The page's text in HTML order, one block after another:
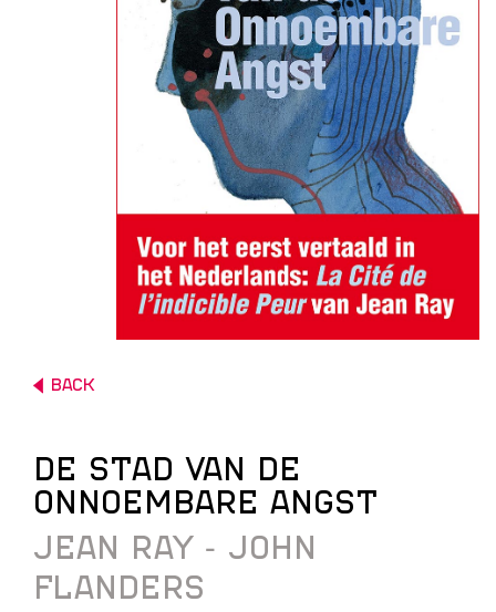
GRAFISCHE VORMGEVING
BACK
DE STAD VAN DE
ONNOEMBARE ANGST
JEAN RAY ⁃ JOHN
FLANDERS